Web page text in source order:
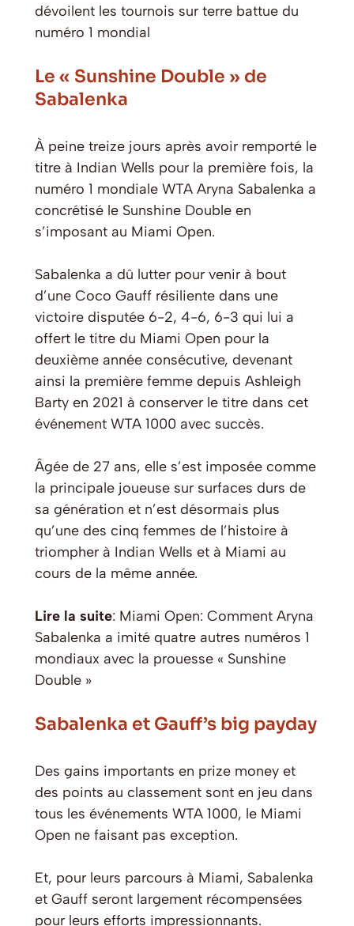
dévoilent les tournois sur terre battue du
numéro 1 mondial
Le « Sunshine Double » de
Sabalenka
À peine treize jours après avoir remporté le
titre à Indian Wells pour la première fois, la
numéro 1 mondiale WTA Aryna Sabalenka a
concrétisé le Sunshine Double en
s’imposant au Miami Open.
Sabalenka a dû lutter pour venir à bout
d’une Coco Gauff résiliente dans une
victoire disputée 6-2, 4-6, 6-3 qui lui a
offert le titre du Miami Open pour la
deuxième année consécutive, devenant
ainsi la première femme depuis Ashleigh
Barty en 2021 à conserver le titre dans cet
événement WTA 1000 avec succès.
Âgée de 27 ans, elle s’est imposée comme
la principale joueuse sur surfaces durs de
sa génération et n’est désormais plus
qu’une des cinq femmes de l’histoire à
triompher à Indian Wells et à Miami au
cours de la même année.
Lire la suite: Miami Open: Comment Aryna
Sabalenka a imité quatre autres numéros 1
mondiaux avec la prouesse « Sunshine
Double »
Sabalenka et Gauff’s big payday
Des gains importants en prize money et
des points au classement sont en jeu dans
tous les événements WTA 1000, le Miami
Open ne faisant pas exception.
Et, pour leurs parcours à Miami, Sabalenka
et Gauff seront largement récompensées
pour leurs efforts impressionnants.